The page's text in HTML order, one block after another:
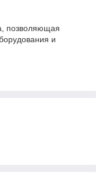
позволяющая
и